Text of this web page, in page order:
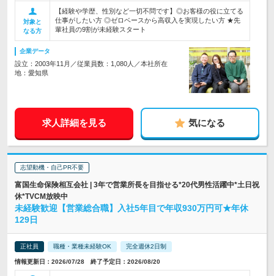
対象と
なる方
【経験や学歴、性別など一切不問です】◎お客様の役に立てる
仕事がしたい方 ◎ゼロベースから高収入を実現したい方 ★先
輩社員の9割が未経験スタート
企業データ
設立：2003年11月／従業員数：1,080人／本社所在
地：愛知県
求人詳細を見る 気になる
志望動機・自己PR不要
富国生命保険相互会社 | 3年で営業所長を目指せる*20代男性活躍中*土日祝
休*TVCM放映中
未経験歓迎【営業総合職】入社5年目で年収930万円可★年休
129日
正社員 職種・業種未経験OK 完全週休2日制
情報更新日：2026/07/28 終了予定日：2026/08/20